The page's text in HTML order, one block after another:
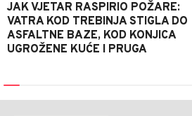
JAK VJETAR RASPIRIO POŽARE:
VATRA KOD TREBINJA STIGLA DO
ASFALTNE BAZE, KOD KONJICA
UGROŽENE KUĆE I PRUGA